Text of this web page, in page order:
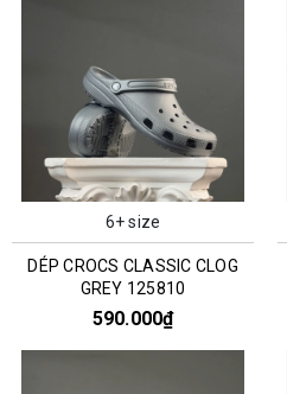
6+ size
DÉP CROCS CLASSIC CLOG
GREY 125810
590.000₫